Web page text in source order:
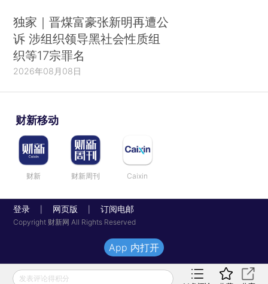
独家｜晋煤富豪张新明再遭公
诉 涉组织领导黑社会性质组
织等17宗罪名
2026年08月08日
财新移动
财新 财新周刊 Caixin
登录 网页版 订阅电邮
Copyright 财新网 All Rights Reserved
发表评论得积分
App 内打开